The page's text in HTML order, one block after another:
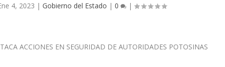
4, 2023 | Gobierno del Estado | 0 |